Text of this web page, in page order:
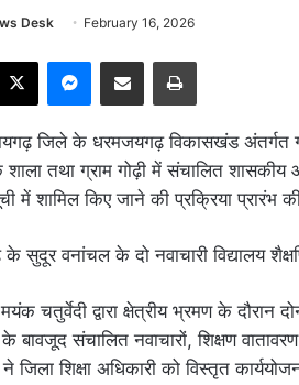
Desk February 16, 2026
X Messenger
Share via Email Print
जिले के धरमजयगढ़ विकासखंड अंतर्गत
शाला तथा ग्राम गोढ़ी में संचालित शासकीय
में शामिल किए जाने की प्रक्रिया प्रारंभ
चतुर्वेदी द्वारा क्षेत्रीय भ्रमण के दौरान
बावजूद संचालित नवाचारों, शिक्षण
जिला शिक्षा अधिकारी को विस्तृत